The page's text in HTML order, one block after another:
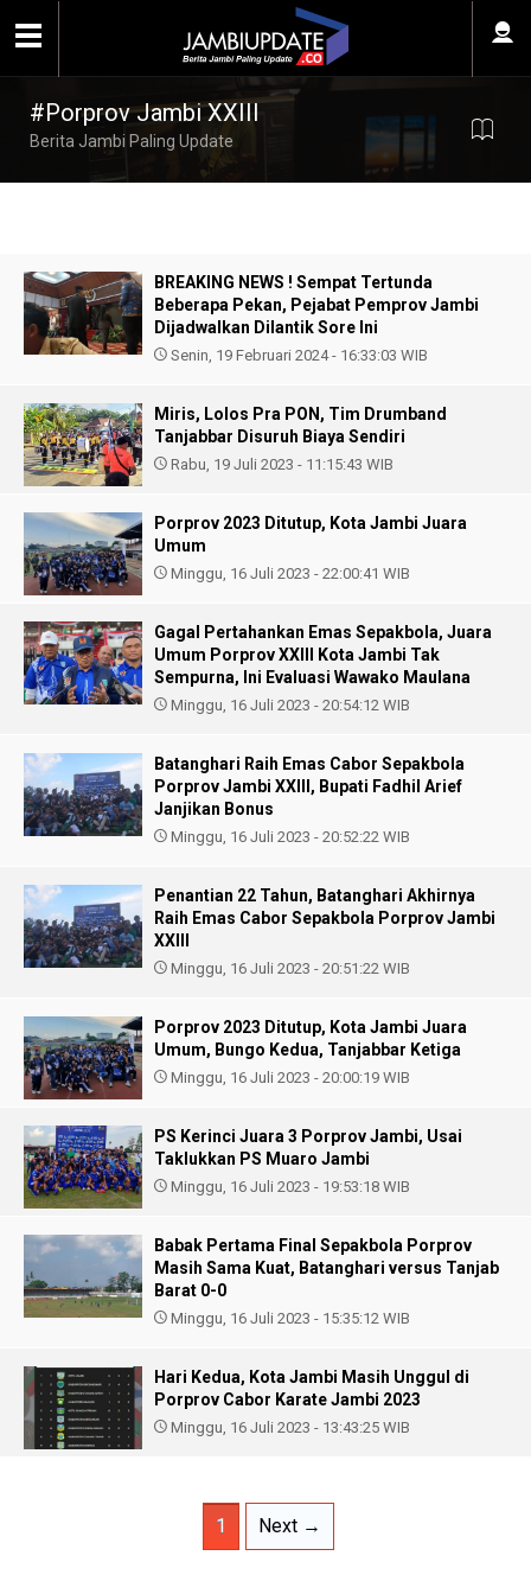
#Porprov Jambi XXIII
Berita Jambi Paling Update
BREAKING NEWS ! Sempat Tertunda
Beberapa Pekan, Pejabat Pemprov Jambi
Dijadwalkan Dilantik Sore Ini
Senin, 19 Februari 2024 - 16:33:03 WIB
Miris, Lolos Pra PON, Tim Drumband
Tanjabbar Disuruh Biaya Sendiri
Rabu, 19 Juli 2023 - 11:15:43 WIB
Porprov 2023 Ditutup, Kota Jambi Juara
Umum
Minggu, 16 Juli 2023 - 22:00:41 WIB
Gagal Pertahankan Emas Sepakbola, Juara
Umum Porprov XXIII Kota Jambi Tak
Sempurna, Ini Evaluasi Wawako Maulana
Minggu, 16 Juli 2023 - 20:54:12 WIB
Batanghari Raih Emas Cabor Sepakbola
Porprov Jambi XXIII, Bupati Fadhil Arief
Janjikan Bonus
Minggu, 16 Juli 2023 - 20:52:22 WIB
Penantian 22 Tahun, Batanghari Akhirnya
Raih Emas Cabor Sepakbola Porprov Jambi
XXIII
Minggu, 16 Juli 2023 - 20:51:22 WIB
Porprov 2023 Ditutup, Kota Jambi Juara
Umum, Bungo Kedua, Tanjabbar Ketiga
Minggu, 16 Juli 2023 - 20:00:19 WIB
PS Kerinci Juara 3 Porprov Jambi, Usai
Taklukkan PS Muaro Jambi
Minggu, 16 Juli 2023 - 19:53:18 WIB
Babak Pertama Final Sepakbola Porprov
Masih Sama Kuat, Batanghari versus Tanjab
Barat 0-0
Minggu, 16 Juli 2023 - 15:35:12 WIB
Hari Kedua, Kota Jambi Masih Unggul di
Porprov Cabor Karate Jambi 2023
Minggu, 16 Juli 2023 - 13:43:25 WIB
1 Next →